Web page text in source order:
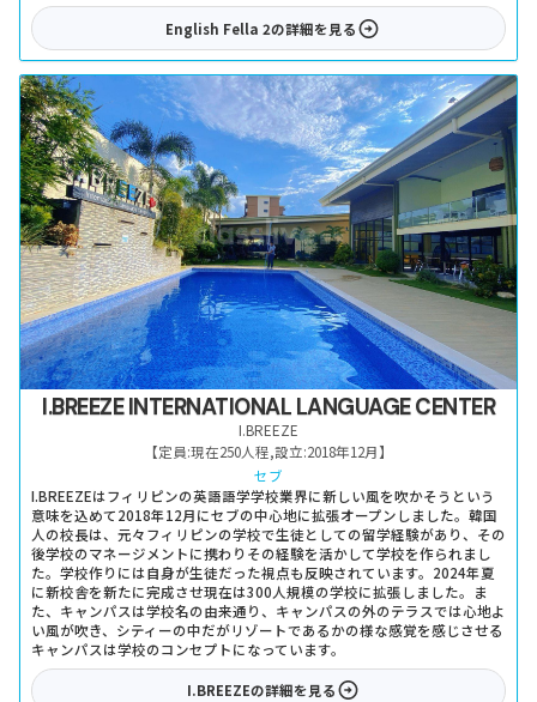
English Fella 2の詳細を見る
I.BREEZE INTERNATIONAL LANGUAGE CENTER
I.BREEZE
【定員:現在250人程,設立:2018年12月】
セブ
I.BREEZEはフィリピンの英語語学学校業界に新しい風を吹かそうという
意味を込めて2018年12月にセブの中心地に拡張オープンしました。韓国
人の校長は、元々フィリピンの学校で生徒としての留学経験があり、その
後学校のマネージメントに携わりその経験を活かして学校を作られまし
た。学校作りには自身が生徒だった視点も反映されています。2024年夏
に新校舎を新たに完成させ現在は300人規模の学校に拡張しました。ま
た、キャンパスは学校名の由来通り、キャンパスの外のテラスでは心地よ
い風が吹き、シティーの中だがリゾートであるかの様な感覚を感じさせる
キャンパスは学校のコンセプトになっています。
I.BREEZEの詳細を見る